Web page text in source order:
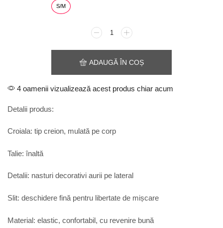
S/M
ADAUGĂ ÎN COȘ
4 oamenii vizualizează acest produs chiar acum
Detalii produs:
Croiala: tip creion, mulată pe corp
Talie: înaltă
Detalii: nasturi decorativi aurii pe lateral
Slit: deschidere fină pentru libertate de mișcare
Material: elastic, confortabil, cu revenire bună